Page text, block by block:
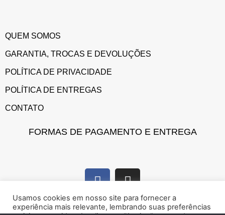
QUEM SOMOS
GARANTIA, TROCAS E DEVOLUÇÕES
POLÍTICA DE PRIVACIDADE
POLÍTICA DE ENTREGAS
CONTATO
FORMAS DE PAGAMENTO E ENTREGA
Usamos cookies em nosso site para fornecer a
experiência mais relevante, lembrando suas preferências